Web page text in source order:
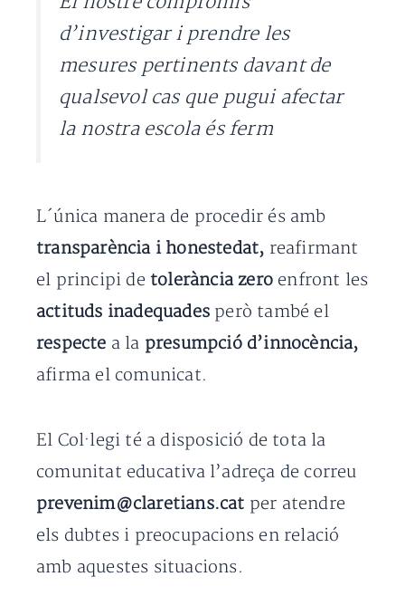
d’investigar i prendre les
mesures pertinents davant de
qualsevol cas que pugui afectar
la nostra escola és ferm
L´única manera de procedir és amb
transparència i honestedat, reafirmant
el principi de tolerància zero enfront les
actituds inadequades però també el
respecte a la presumpció d’innocència,
afirma el comunicat.
El Col·legi té a disposició de tota la
comunitat educativa l’adreça de correu
prevenim@claretians.cat per atendre
els dubtes i preocupacions en relació
amb aquestes situacions.